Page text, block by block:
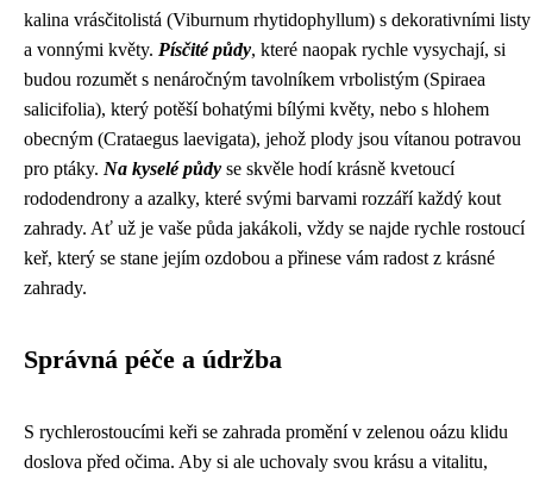
kalina vrásčitolistá (Viburnum rhytidophyllum) s dekorativními listy
a vonnými květy. Písčité půdy, které naopak rychle vysychají, si
budou rozumět s nenáročným tavolníkem vrbolistým (Spiraea
salicifolia), který potěší bohatými bílými květy, nebo s hlohem
obecným (Crataegus laevigata), jehož plody jsou vítanou potravou
pro ptáky. Na kyselé půdy se skvěle hodí krásně kvetoucí
rododendrony a azalky, které svými barvami rozzáří každý kout
zahrady. Ať už je vaše půda jakákoli, vždy se najde rychle rostoucí
keř, který se stane jejím ozdobou a přinese vám radost z krásné
zahrady.
Správná péče a údržba
S rychlerostoucími keři se zahrada promění v zelenou oázu klidu
doslova před očima. Aby si ale uchovaly svou krásu a vitalitu,